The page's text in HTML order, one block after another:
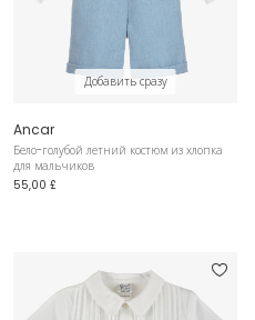
Добавить сразу
Ancar
Бело-голубой летний костюм из хлопка
для мальчиков
55,00 £